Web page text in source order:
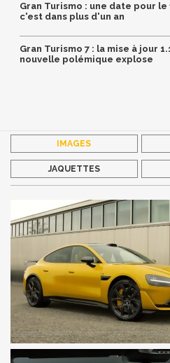
Gran Turismo : une date pour
c'est dans plus d'un an
Gran Turismo 7 : la mise à jour
nouvelle polémique explose
IMAGES
JAQUETTES